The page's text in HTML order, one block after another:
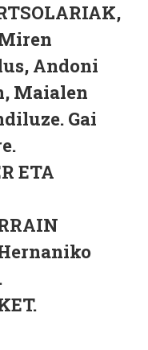
Andoni
Maialen
Gai
ETA